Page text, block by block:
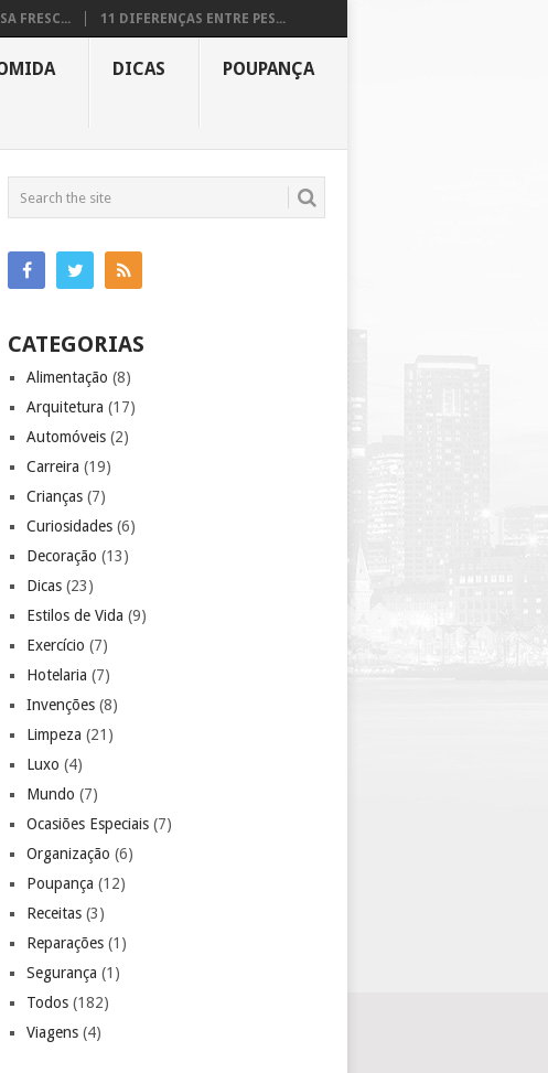
FRESC... 11 DIFERENÇAS ENTRE PES...
DICAS POUPANÇA
CATEGORIAS
Alimentação (8)
Arquitetura (17)
Automóveis (2)
Carreira (19)
Crianças (7)
Curiosidades (6)
Decoração (13)
Dicas (23)
Estilos de Vida (9)
Exercício (7)
Hotelaria (7)
Invenções (8)
Limpeza (21)
Luxo (4)
Mundo (7)
Ocasiões Especiais (7)
Organização (6)
Poupança (12)
Receitas (3)
Reparações (1)
Segurança (1)
Todos (182)
Viagens (4)